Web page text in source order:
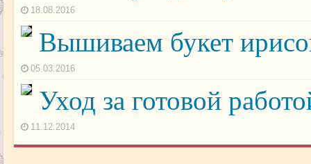
18.08.2016
Вышиваем букет
05.03.2016
Уход за готовой
11.12.2014